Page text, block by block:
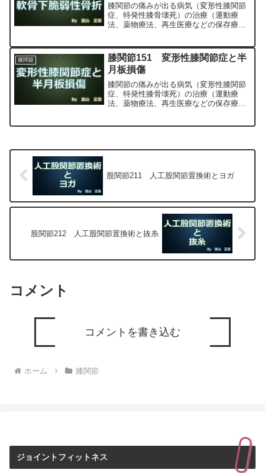
膝関節の痛みが出る病気（変形性膝関節
症、特発性膝骨壊死）の治療（運動療
法、薬物療法、再生医療などの保存療
専門医（人工関節手術を専門）の塗山正
宏が色々と説明します。
膝関節
膝関節151 変形性膝関節症と半
月板損傷
膝関節の痛みが出る病気（変形性膝関節
症、特発性膝骨壊死）の治療（運動療
法、薬物療法、再生医療などの保存療
股関節211 人工股関節置換術とヨガ
股関節212 人工股関節置換術と抜糸
コメント
コメントを書き込む
ホーム 膝関節
ジョイントフィットネス